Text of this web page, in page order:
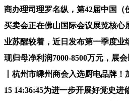
商办理司理罗名纵，第42届中国（
买卖会正在佛山国际会议展览核心
业苏醒较着，近日发布第一季度业
现归母净利润7000-8500万元，展
丨杭州市嵊州商会入选厨电品牌！
15 14:36:45为进一步开展好党史